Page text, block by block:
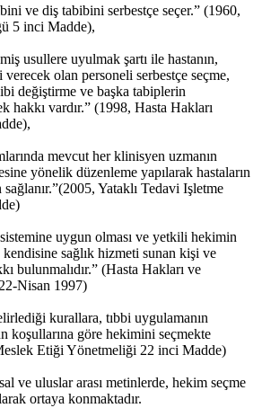
ve diş tabibini serbestçe seçer.” (1960,
5 inci Madde),
usullere uyulmak şartı ile hastanın,
olan personeli serbestçe seçme,
değiştirme ve başka tabiplerin
hakkı vardır.” (1998, Hasta Hakları
mevcut her klinisyen uzmanın
yönelik düzenleme yapılarak hastaların
Yataklı Tedavi Işletme
uygun olması ve yetkili hekimin
sağlık hizmeti sunan kişi ve
bulunmalıdır.” (Hasta Hakları ve
Nisan 1997)
kurallara, tıbbi uygulamanın
koşullarına göre hekimini seçmekte
Etiği Yönetmeliği 22 inci Madde)
ve uluslar arası metinlerde, hekim seçme
ortaya konmaktadır.